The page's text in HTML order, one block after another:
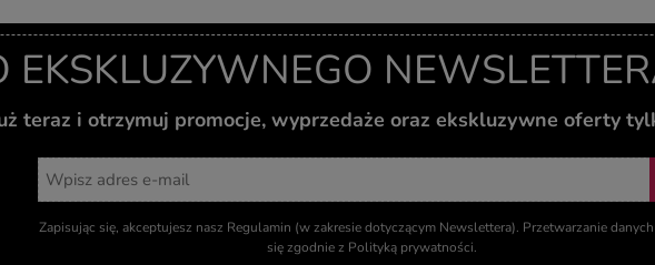
EKSKLUZYWNEGO
teraz i otrzymuj promocje, wyprzedaże oraz ekskluzywne oferty
Zapisując się, akceptujesz nasz Regulamin (w zakresie dotyczącym Newslettera). Przetwarzanie
się zgodnie z Polityką prywatności.